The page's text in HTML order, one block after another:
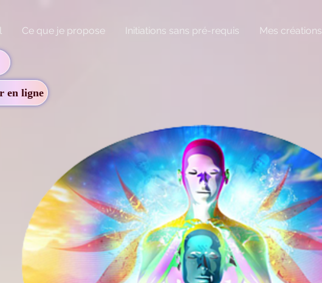
Ce que je propose Initiations sans pré-requis Mes créations
en ligne